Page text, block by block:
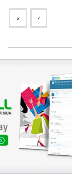
« ‹